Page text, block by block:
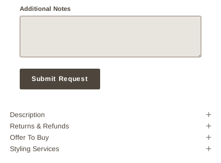
Additional Notes
Submit Request
Description
Returns & Refunds
Offer To Buy
Styling Services